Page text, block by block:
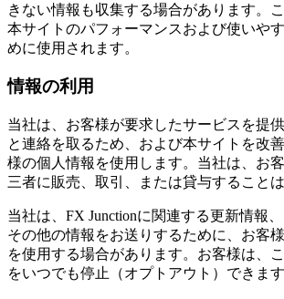
きない情報も収集する場合があります。
本サイトのパフォーマンスおよび使いや
めに使用されます。
情報の利用
当社は、お客様が要求したサービスを提
と連絡を取るため、および本サイトを改
様の個人情報を使用します。当社は、お
三者に販売、取引、または貸与することは
当社は、FX Junctionに関連する更新情報
その他の情報をお送りするために、お客
を使用する場合があります。お客様は、
をいつでも停止（オプトアウト）できます